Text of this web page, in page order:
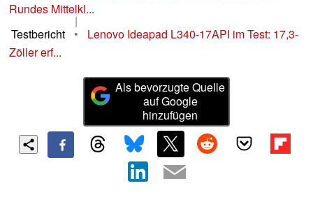
Rundes Mittelkl...
|
Testbericht
•
Lenovo Ideapad L340-17API im Test: 17,3-
Zöller erf...
Als bevorzugte Quelle
auf Google
hinzufügen